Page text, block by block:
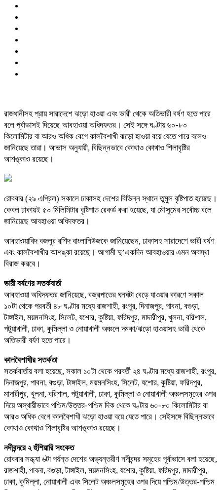
রাজধানীসহ প্রায় সারাদেশে ঝড়ো হাওয়া এবং ভারী থেকে অতিভারী বর্ষণ হতে পারে
বলে পূর্বাভাসই দিয়েছে আবহাওয়া অধিদফতর। সেই সঙ্গে ঘণ্টায় ৬০-৮০
কিলোমিটার বা আরও অধিক বেগে কালবৈশাখী ঝড়ো হাওয়া বয়ে যেতে পারে বলেও
জানিয়েছে তারা। আভাস অনুযায়ী, বিছিন্নভাবে কোথাও কোথাও শিলাবৃষ্টির
আশঙ্কাও রয়েছে।
রোববার (২৯ এপ্রিল) সকালে ঢাকাসহ দেশের বিভিন্ন স্থানে তুমুল বৃষ্টিপাত হয়েছে।
কেবল ঢাকায়ই ৫০ মিলিমিটার বৃষ্টিপাত রেকর্ড করা হয়েছে, যা মৌসুমের সর্বোচ্চ বলে
জানিয়েছে আবহাওয়া অধিদফতর।
আবহাওয়াবিদ বজলুর রশিদ বাংলানিউজকে জানিয়েছেন, ঢাকাসহ সারাদেশে ভারী বর্ষণ
এবং কালবৈশাখীর আশঙ্কা রয়েছে। আগামী দু’একদিন আবহাওয়ার এমন অবস্থা
বিরাজ করবে।
ভারী বর্ষণের সতর্কবার্তা
আবহাওয়া অধিদফতর জানিয়েছে, বজ্রপাতের ঘনঘটা বেড়ে যাওয়ার কারণে সকাল
১০টা থেকে পরবর্তী ৪৮ ঘণ্টার মধ্যে রাজশাহী, রংপুর, দিনাজপুর, পাবনা, বগুড়া,
টাঙ্গাইল, ময়মনসিংহ, সিলেট, যশোর, কুষ্টিয়া, ফরিদপুর, মাদারীপুর, খুলনা, বরিশাল,
পটুয়াখালী, ঢাকা, কুমিল্লা ও নোয়াখালী অঞ্চলে দমকা/ঝড়ো হাওয়াসহ ভারী থেকে
অতিভারী বর্যণ হতে পারে।
কালবৈশাখীর সতর্কতা
সতর্কবার্তায় বলা হয়েছে, সকাল ১০টা থেকে পরবর্তী ২৪ ঘণ্টার মধ্যে রাজশাহী, রংপুর,
দিনাজপুর, পাবনা, বগুড়া, টাঙ্গাইল, ময়মনসিংহ, সিলেট, যশোর, কুষ্টিয়া, ফরিদপুর,
মাদারীপুর, খুলনা, বরিশাল, পটুয়াখালী, ঢাকা, কুমিল্লা ও নোয়াখালী অঞ্চলসমূহের ওপর
দিয়ে অস্থায়ীভাবে পশ্চিম/উত্তর-পশ্চিম দিক থেকে ঘণ্টায় ৬০-৮০ কিলোমিটার বা
আরও অধিক বেগে কালবৈশাখী ঝড়ো হাওয়া বয়ে যেতে পারে। সেইসঙ্গে বিছিন্নভাবে
কোথাও কোথাও শিলাবৃষ্টির আশঙ্কাও রয়েছে।
নদীবন্দরে ২ হুঁশিয়ারি সংকেত
রোববার সন্ধ্যা ৬টা পর্যন্ত দেশের অভ্যন্তরীণ নদীবন্দর সমূহের পূর্বাভাসে বলা হয়েছে,
রাজশাহী, পাবনা, বগুড়া, টাঙ্গাইল, ময়মনসিংহ, যশোর, কুষ্টিয়া, ফরিদপুর, মাদারীপুর,
ঢাকা, কুমিল্লা, নোয়াখালী এবং সিলেট অঞ্চলসমূহের ওপর দিয়ে পশ্চিম/উত্তর-পশ্চিম